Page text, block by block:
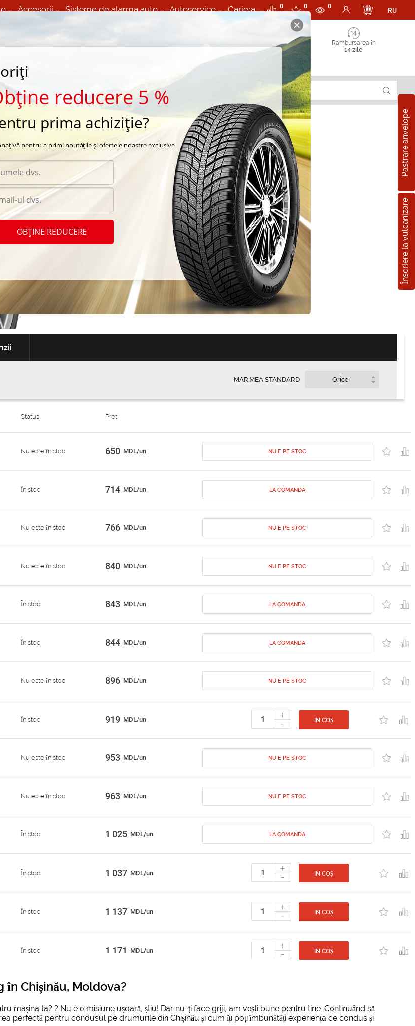
Accesorii Sisteme de alarma auto Autoservice Cariera 0 0 0
RU
(L-V) 9:00 - 19:00
Rambursarea în
14 zile
Pastrare anvelope
Înscriere la vulcanizare
extinsă
Serviciul de anvelope Cumpărați
la credit
De la:650MDL/un ~68MDL/ lună
MARIMEA STANDARD
Status Pret
Nu este în stoc 650 MDL/un NU E PE STOC
În stoc 714 MDL/un LA COMANDA
Nu este în stoc 766 MDL/un NU E PE STOC
Nu este în stoc 840 MDL/un NU E PE STOC
În stoc 843 MDL/un LA COMANDA
În stoc 844 MDL/un LA COMANDA
Nu este în stoc 896 MDL/un NU E PE STOC
În stoc 919 MDL/un +
- IN COȘ
Nu este în stoc 953 MDL/un NU E PE STOC
Nu este în stoc 963 MDL/un NU E PE STOC
În stoc 1 025 MDL/un LA COMANDA
În stoc 1 037 MDL/un +
- IN COȘ
În stoc 1 137 MDL/un +
- IN COȘ
În stoc 1 171 MDL/un +
- IN COȘ
în Chișinău, Moldova?
mașina ta? ? Nu e o misiune ușoară, știu! Dar nu-ți face griji, am vești bune pentru tine. Continuând să
perfectă pentru condusul pe drumurile din Chișinău și cum îți poți îmbunătăți experiența de condus și
reducere 5 %
prima achiziție?
pentru a primi noutățile și ofertele noastre exclusive
OBȚINE REDUCERE